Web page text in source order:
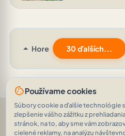
arrow_drop_up Hore 30 ďalších...
Pomoc a podpora•Otázky•
Podmienky používania•
RSS Feed
cookiePoužívame cookies
Súbory cookie a ďalšie technológie
zlepšenie vášho zážitku z
stránok, na to, aby sme vám
cielené reklamy, na analýzu